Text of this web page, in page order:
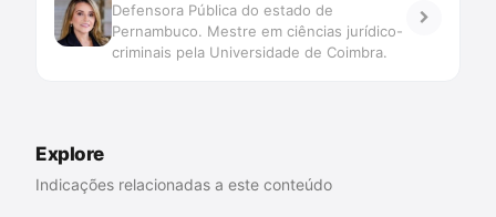
Defensora Pública do estado de
Pernambuco. Mestre em ciências jurídico-
criminais pela Universidade de Coimbra.
Explore
Indicações relacionadas a este conteúdo